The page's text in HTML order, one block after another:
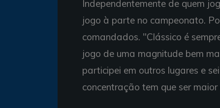
Independentemente de quem
jogo à parte no campeonato.
comandados. "Clássico é
jogo de uma magnitude bem
participei em outros lugares e
concentração tem que ser